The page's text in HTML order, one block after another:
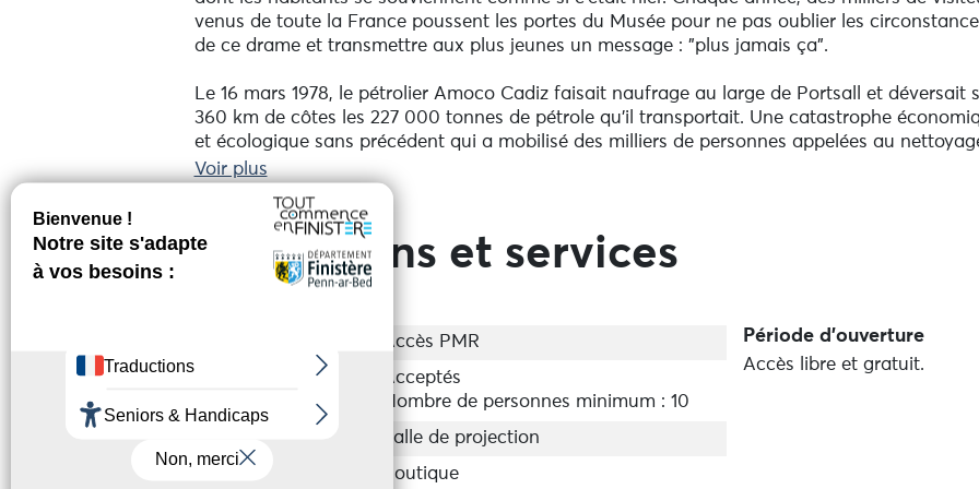
venus de toute la France poussent les portes du Musée pour ne pas oublier les
de ce drame et transmettre aux plus jeunes un message : "plus jamais ça".
Le 16 mars 1978, le pétrolier Amoco Cadiz faisait naufrage au large de Portsall et déversait
360 km de côtes les 227 000 tonnes de pétrole qu'il transportait. Une catastrophe
et écologique sans précédent qui a mobilisé des milliers de personnes appelées au
avec pelles et seaux. 14 années de procès contre l'entreprises américaine Amoco, livrées avec
courage par le maire de Ploudalmézeau Alphonse Arzel, auront permis aux communes
touchées d'être indemnisées. À travers des panneaux explicatifs, des petits films et des
d'époque, l'espace muséographique vous emmène au cœur de cette catastrophe devenue
incroyable aventure humaine.
En saison, un bureau d'information touristique vous accueille dans l'enceinte du Musée. Bons
plans, infos pratiques, hébergements, calendrier des manifestations et un service de
vous y attendent :
- Navette pour les îles de Molène et Ouessant
- Découverte guidée de l’île d’Ouessant
- Location de vélos à Ouessant avant le départ
Voir plus
Prestations et services
Accès PMR
Acceptés
Nombre de personnes minimum : 10
Salle de projection
Boutique
Période d'ouverture
Accès libre et gratuit.